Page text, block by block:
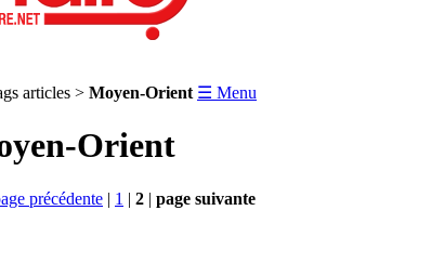
articles > Moyen-Orient ☰ Menu
Orient
précédente | 1 | 2 | page suivante